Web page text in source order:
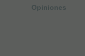
Opiniones